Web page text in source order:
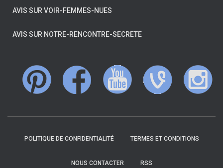
AVIS SUR VOIR-FEMMES-NUES
AVIS SUR NOTRE-RENCONTRE-SECRETE
POLITIQUE DE CONFIDENTIALITÉ TERMES ET CONDITIONS
NOUS CONTACTER RSS